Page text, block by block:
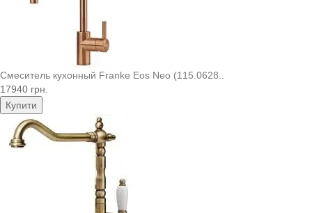
Смеситель кухонный Franke Eos Neo (115.0628..
17940 грн.
Купити